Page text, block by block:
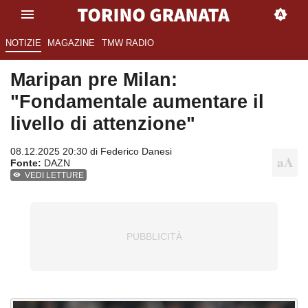
NOTIZIE MAGAZINE TMW RADIO
Maripan pre Milan:
"Fondamentale aumentare il
livello di attenzione"
08.12.2025 20:30 di Federico Danesi
Fonte: DAZN
VEDI LETTURE